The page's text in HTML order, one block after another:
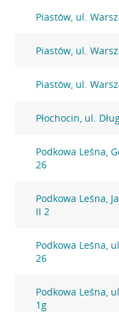
Piastów, ul.
Piastów, ul.
Piastów, ul.
Płochocin, ul.
Podkowa Leśna,
26
Podkowa Leśna,
II 2
Podkowa Leśna,
26
Podkowa Leśna,
1g